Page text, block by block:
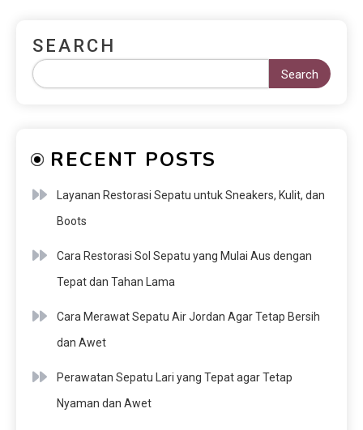
SEARCH
Search
RECENT POSTS
Layanan Restorasi Sepatu untuk Sneakers, Kulit, dan
Boots
Cara Restorasi Sol Sepatu yang Mulai Aus dengan
Tepat dan Tahan Lama
Cara Merawat Sepatu Air Jordan Agar Tetap Bersih
dan Awet
Perawatan Sepatu Lari yang Tepat agar Tetap
Nyaman dan Awet